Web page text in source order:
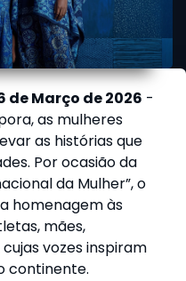
de Março de 2026 -
as mulheres
as histórias que
Por ocasião da
da Mulher”, o
homenagem às
mães,
vozes inspiram
continente.